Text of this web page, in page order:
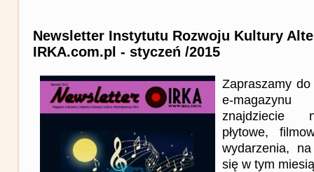
Newsletter Instytutu Rozwoju Kultury
IRKA.com.pl - styczeń /2015
Zapraszamy
e-
znajdziecie
płytowe,
wydarzenia,
się w tym